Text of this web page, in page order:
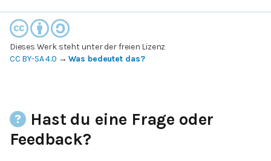
Dieses Werk steht unter der freien Lizenz
CC BY-SA 4.0 →Was bedeutet das?
Hast du eine Frage oder
Feedback?